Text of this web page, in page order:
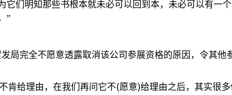
它们明知那些书根本就未必可以回到本，未必可以有一
”
局完全不愿意透露取消该公司参展资格的原因，令其他
肯给理由，在我们再问它不(愿意)给理由之后，其实很